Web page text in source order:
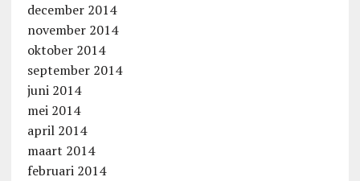
december 2014
november 2014
oktober 2014
september 2014
juni 2014
mei 2014
april 2014
maart 2014
februari 2014